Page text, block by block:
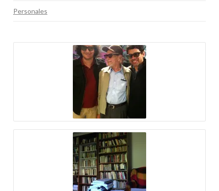
Personales